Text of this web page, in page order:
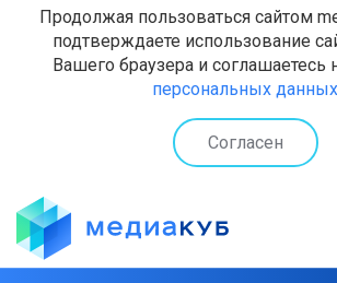
Продолжая пользоваться сайтом
подтверждаете использование
Вашего браузера и соглашаетесь
персональных данных
Согласен